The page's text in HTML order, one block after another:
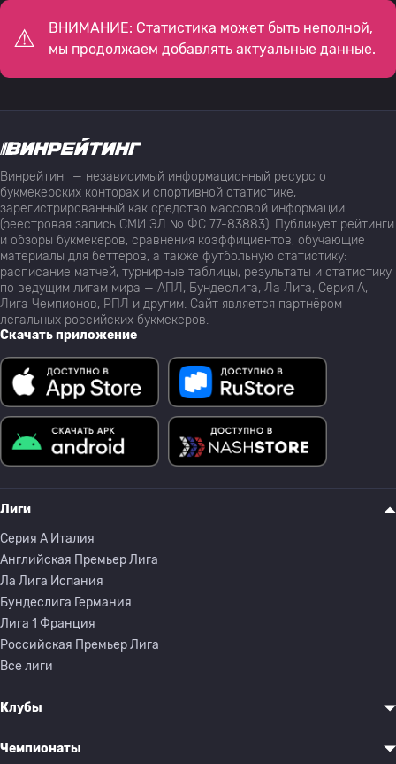
ВНИМАНИЕ: Статистика может быть неполной,
мы продолжаем добавлять актуальные данные.
Винрейтинг — независимый информационный ресурс о
букмекерских конторах и спортивной статистике,
зарегистрированный как средство массовой информации
(реестровая запись СМИ ЭЛ № ФС 77-83883). Публикует рейтинги
и обзоры букмекеров, сравнения коэффициентов, обучающие
материалы для беттеров, а также футбольную статистику:
расписание матчей, турнирные таблицы, результаты и статистику
по ведущим лигам мира — АПЛ, Бундеслига, Ла Лига, Серия А,
Лига Чемпионов, РПЛ и другим. Сайт является партнёром
легальных российских букмекеров.
Скачать приложение
Лиги
Серия A Италия
Английская Премьер Лига
Ла Лига Испания
Бундеслига Германия
Лига 1 Франция
Российская Премьер Лига
Все лиги
Клубы
Чемпионаты